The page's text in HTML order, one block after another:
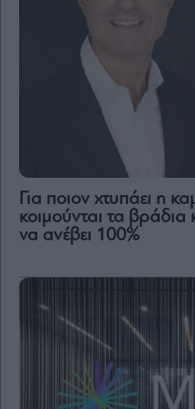
Για ποιον χτυπάει η
κοιμούνται τα βράδια
να ανέβει 100%